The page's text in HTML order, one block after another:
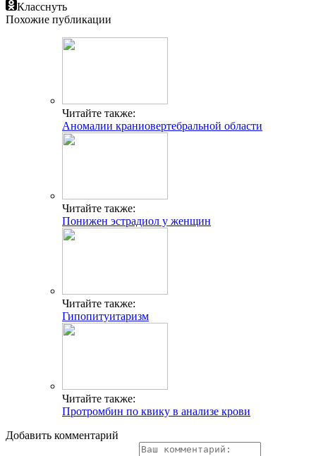
Класснуть
Похожие публикации
Читайте также:
Аномалии краниовертебральной области
Читайте также:
Понижен эстрадиол у женщин
Читайте также:
Гипопитуитаризм
Читайте также:
Протромбин по квику в анализе крови
Добавить комментарий